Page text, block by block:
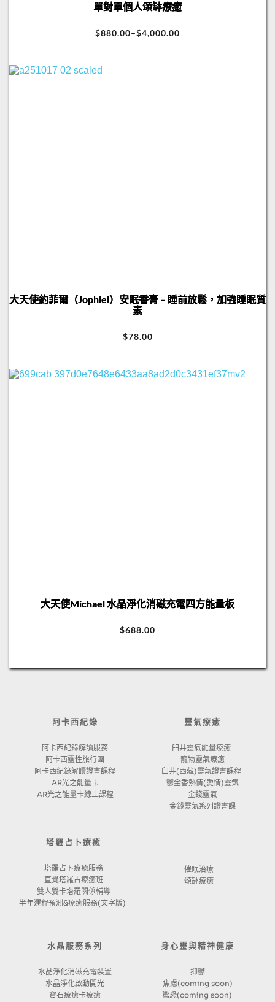
單對單個人頌缽療癒
$880.00–$4,000.00
大天使約菲爾（Jophiel）安眠香膏 – 睡前放鬆，加強睡眠質
素
$78.00
大天使Michael 水晶淨化消磁充電四方能量板
$688.00
阿卡西紀錄
阿卡西紀錄解讀服務
阿卡西靈性旅行團
阿卡西紀錄解讀證書課程
AR光之能量卡
AR光之能量卡線上課程
靈氣療癒
臼井靈氣能量療癒
寵物靈氣療癒
臼井(西藏)靈氣證書課程
鬱金香熱情(愛情)靈氣
金錢靈氣
金錢靈氣系列證書課
塔羅占卜療癒
塔羅占卜療癒服務
直覺塔羅占療癒班
雙人雙卡塔羅關係輔導
半年運程預測&療癒服務(文字版)
催眠治療
頌缽療癒
水晶服務系列
水晶淨化消磁充電裝置
水晶淨化啟動開光
寶石療癒卡療癒
身心靈與精神健康
抑鬱
焦慮(coming soon)
驚恐(coming soon)